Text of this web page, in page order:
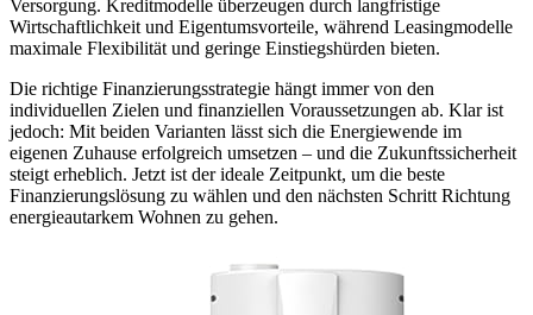
Versorgung. Kreditmodelle überzeugen durch langfristige
Wirtschaftlichkeit und Eigentumsvorteile, während Leasingmodelle
maximale Flexibilität und geringe Einstiegshürden bieten.
Die richtige Finanzierungsstrategie hängt immer von den
individuellen Zielen und finanziellen Voraussetzungen ab. Klar ist
jedoch: Mit beiden Varianten lässt sich die Energiewende im
eigenen Zuhause erfolgreich umsetzen – und die Zukunftssicherheit
steigt erheblich. Jetzt ist der ideale Zeitpunkt, um die beste
Finanzierungslösung zu wählen und den nächsten Schritt Richtung
energieautarkem Wohnen zu gehen.